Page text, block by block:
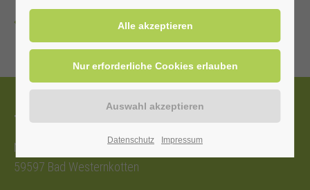
Tourist-Information
Nordstraße 2b
59597 Bad Westernkotten
Datenschutz Impressum